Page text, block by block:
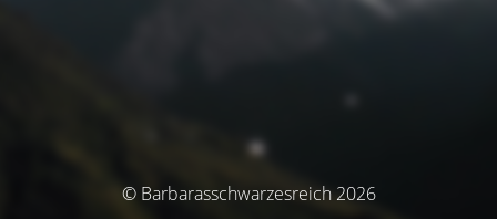
© Barbarasschwarzesreich 2026